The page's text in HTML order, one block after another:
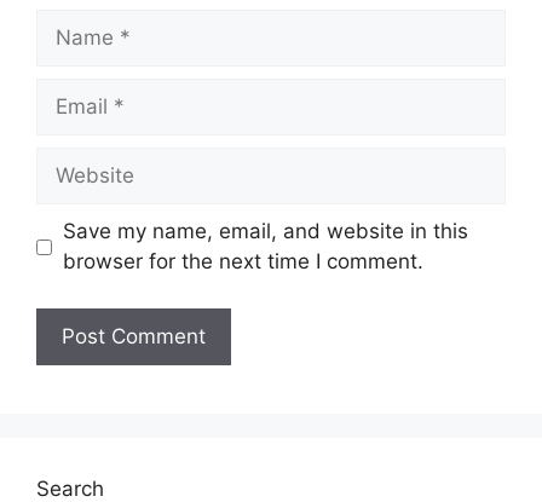
Name
Email
Website
Save my name, email, and website in this
browser for the next time I comment.
Search